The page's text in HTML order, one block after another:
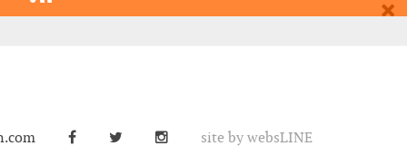
site by websLINE